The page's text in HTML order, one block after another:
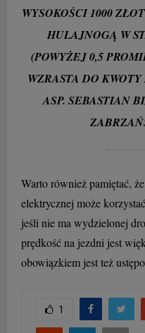
WYSOKOŚCI 1000
HULAJNOGĄ W
(POWYŻEJ 0,5
WZRASTA DO
ASP. SEBASTIAN
Warto również pamiętać,
elektrycznej może
jeśli nie ma wydzielonej
prędkość na jezdni jest
obowiązkiem jest też
1